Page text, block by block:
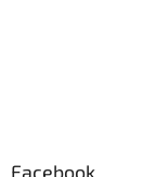
Facebook